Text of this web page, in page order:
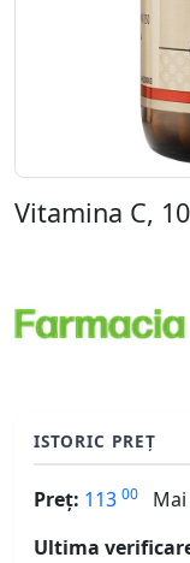
Vitamina C,
ISTORIC PREȚ
Preț: 113 00
Ultima